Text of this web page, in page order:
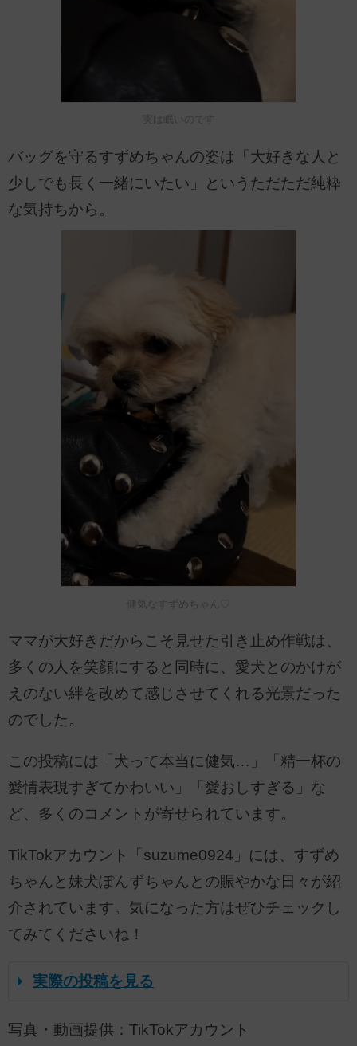
実は眠いのです
バッグを守るすずめちゃんの姿は「大好きな人と
少しでも長く一緒にいたい」というただただ純粋
な気持ちから。
健気なすずめちゃん♡
ママが大好きだからこそ見せた引き止め作戦は、
多くの人を笑顔にすると同時に、愛犬とのかけが
えのない絆を改めて感じさせてくれる光景だった
のでした。
この投稿には「犬って本当に健気…」「精一杯の
愛情表現すぎてかわいい」「愛おしすぎる」な
ど、多くのコメントが寄せられています。
TikTokアカウント「suzume0924」には、すずめ
ちゃんと妹犬ぽんずちゃんとの賑やかな日々が紹
介されています。気になった方はぜひチェックし
てみてくださいね！
実際の投稿を見る
写真・動画提供：TikTokアカウント